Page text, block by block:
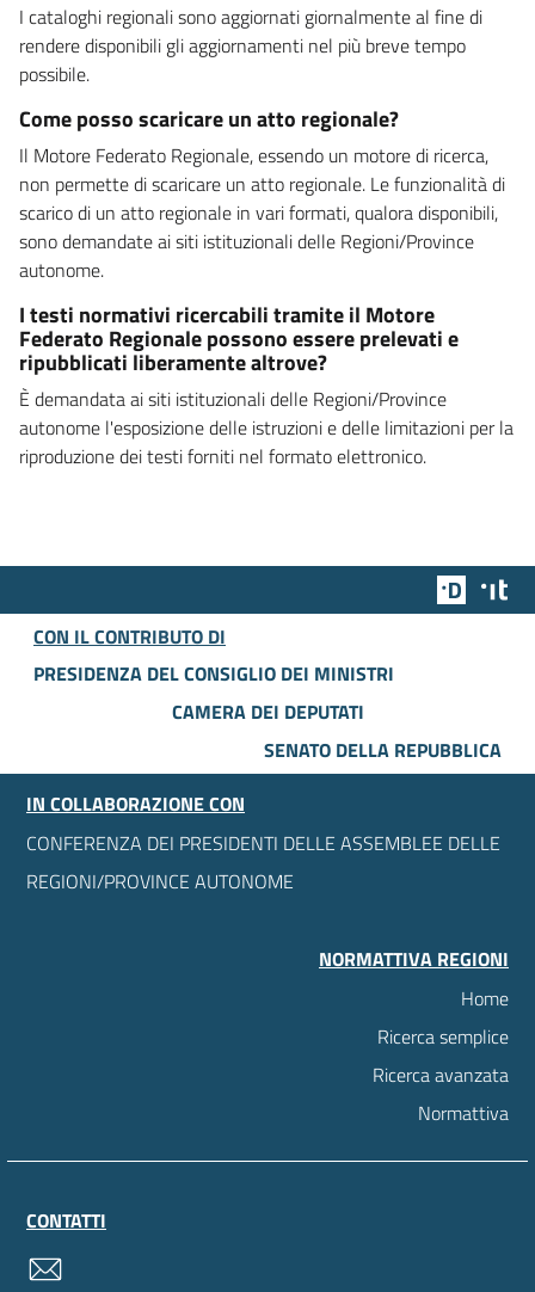
I cataloghi regionali sono aggiornati giornalmente al fine di
rendere disponibili gli aggiornamenti nel più breve tempo
possibile.
Come posso scaricare un atto regionale?
Il Motore Federato Regionale, essendo un motore di ricerca,
non permette di scaricare un atto regionale. Le funzionalità di
scarico di un atto regionale in vari formati, qualora disponibili,
sono demandate ai siti istituzionali delle Regioni/Province
autonome.
I testi normativi ricercabili tramite il Motore
Federato Regionale possono essere prelevati e
ripubblicati liberamente altrove?
È demandata ai siti istituzionali delle Regioni/Province
autonome l'esposizione delle istruzioni e delle limitazioni per la
riproduzione dei testi forniti nel formato elettronico.
Team
CON IL CONTRIBUTO DI
PRESIDENZA DEL CONSIGLIO DEI MINISTRI
CAMERA DEI DEPUTATI
SENATO DELLA REPUBBLICA
IN COLLABORAZIONE CON
CONFERENZA DEI PRESIDENTI DELLE ASSEMBLEE DELLE
REGIONI/PROVINCE AUTONOME
NORMATTIVA REGIONI
Home
Ricerca semplice
Ricerca avanzata
Normattiva
CONTATTI